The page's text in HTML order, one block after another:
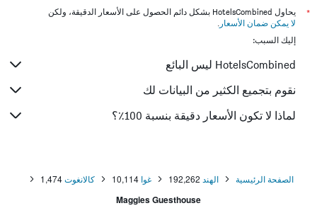
*
يحاول HotelsCombined بشكل دائم الحصول على الأسعار الدقيقة، ولكن
لا يمكن ضمان الأسعار .
إليك السبب:
HotelsCombined ليس البائع
نقوم بتجميع الكثير من البيانات لك
لماذا لا تكون الأسعار دقيقة بنسبة 100٪؟
الصفحة الرئيسية الهند 192,262 غوا 10,114 كالانغوت1,474
Maggies Guesthouse